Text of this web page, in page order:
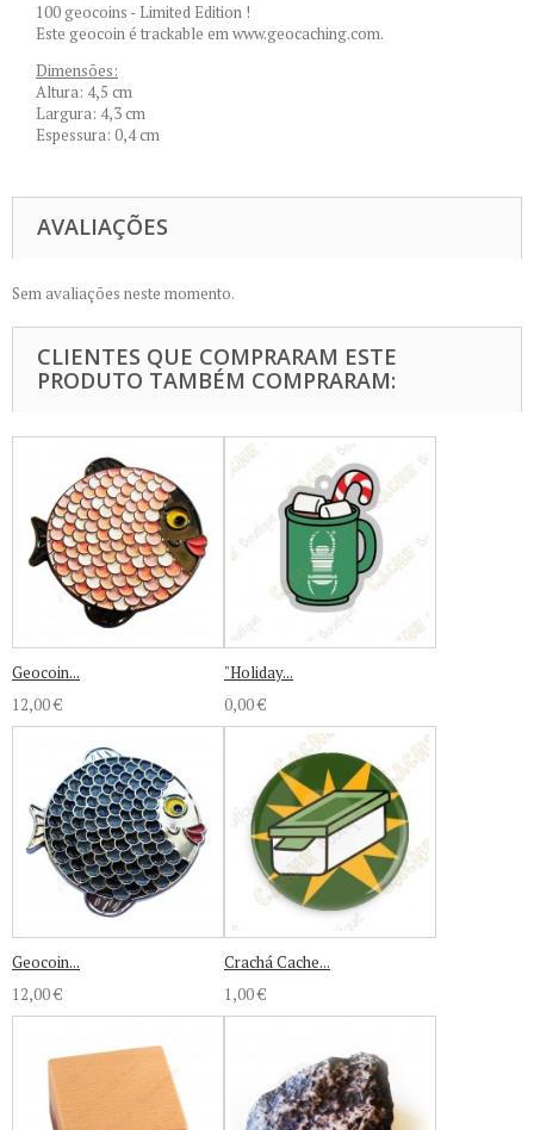
100 geocoins - Limited Edition !
Este geocoin é trackable em www.geocaching.com.
Dimensões:
Altura: 4,5 cm
Largura: 4,3 cm
Espessura: 0,4 cm
AVALIAÇÕES
Sem avaliações neste momento.
CLIENTES QUE COMPRARAM ESTE
PRODUTO TAMBÉM COMPRARAM:
Geocoin...
12,00 €
"Holiday...
0,00 €
Geocoin...
12,00 €
Crachá Cache...
1,00 €